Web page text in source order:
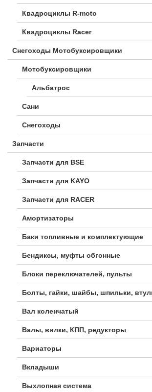
Квадроциклы R-moto
Квадроциклы Racer
Снегоходы Мотобуксировщики
Мотобуксировщики
Альбатрос
Сани
Снегоходы
Запчасти
Запчасти для BSE
Запчасти для KAYO
Запчасти для RACER
Амортизаторы
Баки топливные и комплектующие
Бендиксы, муфты обгонные
Блоки переключателей, пульты
Болты, гайки, шайбы, шпильки,
Вал коленчатый
Валы, вилки, КПП, редукторы
Вариаторы
Вкладыши
Выхлопная система